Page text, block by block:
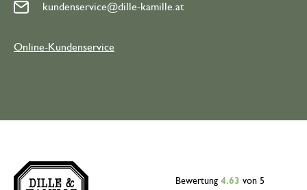
kundenservice@dille-kamille.at
Online-Kundenservice
Bewertung 4.63 von 5